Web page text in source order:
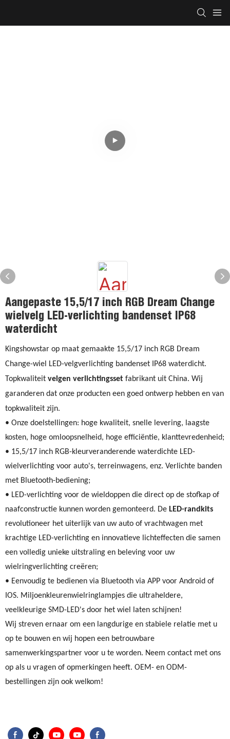
Aangepaste 15,5/17 inch RGB Dream Change
wielvelg LED-verlichting bandenset IP68
waterdicht
Kingshowstar op maat gemaakte 15,5/17 inch RGB Dream
Change-wiel LED-velgverlichting bandenset IP68 waterdicht.
Topkwaliteit velgen verlichtingsset fabrikant uit China. Wij
garanderen dat onze producten een goed ontwerp hebben en van
topkwaliteit zijn.
• Onze doelstellingen: hoge kwaliteit, snelle levering, laagste
kosten, hoge omloopsnelheid, hoge efficiëntie, klanttevredenheid;
• 15,5/17 inch RGB-kleurveranderende waterdichte LED-
wielverlichting voor auto's, terreinwagens, enz. Verlichte banden
met Bluetooth-bediening;
• LED-verlichting voor de wieldoppen die direct op de stofkap of
naafconstructie kunnen worden gemonteerd. De LED-randkits
revolutioneer het uiterlijk van uw auto of vrachtwagen met
krachtige LED-verlichting en innovatieve lichteffecten die samen
een volledig unieke uitstraling en beleving voor uw
wielringverlichting creëren;
• Eenvoudig te bedienen via Bluetooth via APP voor Android of
IOS. Miljoenkleurenwielringlampjes die ultraheldere,
veelkleurige SMD-LED's door het wiel laten schijnen!
Wij streven ernaar om een ​​langdurige en stabiele relatie met u
op te bouwen en wij hopen een betrouwbare
samenwerkingspartner voor u te worden. Neem contact met ons
op als u vragen of opmerkingen heeft. OEM- en ODM-
bestellingen zijn ook welkom!